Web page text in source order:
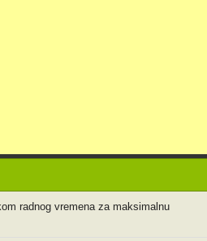
radnog vremena za maksimalnu